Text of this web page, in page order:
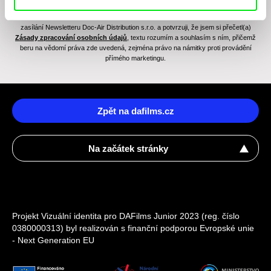
zasílání Newsletteru Doc-Air Distribution s.r.o. a potvrzuji, že jsem si přečetl(a)
Zásady zpracování osobních údajů , textu rozumím a souhlasím s ním, přičemž
beru na vědomí práva zde uvedená, zejména právo na námitky proti provádění
přímého marketingu.
Zpět na dafilms.cz
Na začátek stránky
Projekt Vizuální identita pro DAFilms Junior 2023 (reg. číslo
0380000313) byl realizován s finanční podporou Evropské unie
- Next Generation EU